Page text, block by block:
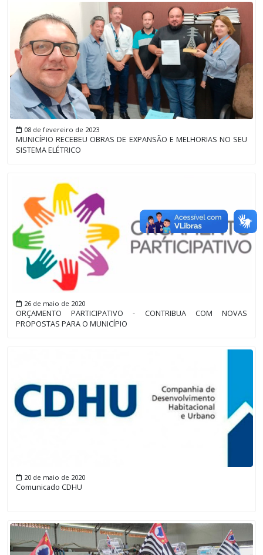
08 de fevereiro de 2023
MUNICÍPIO RECEBEU OBRAS DE EXPANSÃO E MELHORIAS NO SEU
SISTEMA ELÉTRICO
26 de maio de 2020
ORÇAMENTO PARTICIPATIVO - CONTRIBUA COM NOVAS
PROPOSTAS PARA O MUNICÍPIO
20 de maio de 2020
Comunicado CDHU